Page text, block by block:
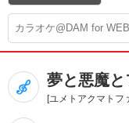
DAM★とも
カラオケ＠
ユーザー検
夢と悪魔
[ユメトアクマトフ